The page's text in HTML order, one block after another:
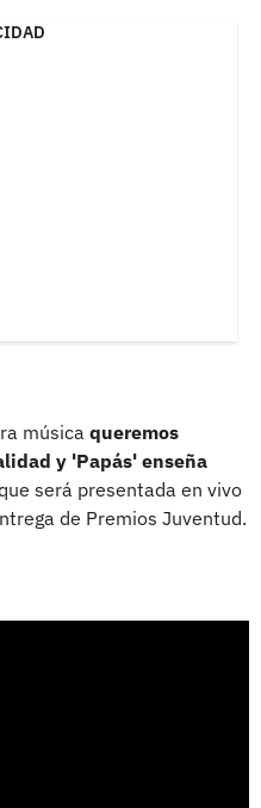
música queremos
y 'Papás' enseña
será presentada en vivo
de Premios Juventud.